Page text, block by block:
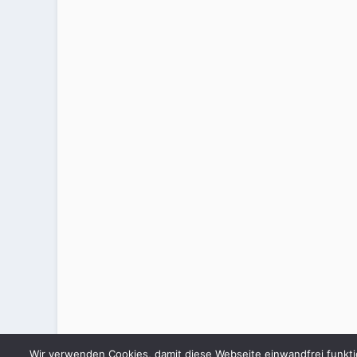
Wir verwenden Cookies, damit diese Webseite einwandfrei